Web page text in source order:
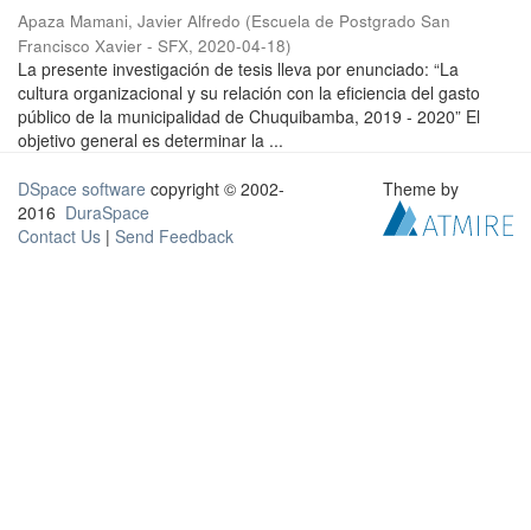
Apaza Mamani, Javier Alfredo (Escuela de Postgrado San
Francisco Xavier - SFX, 2020-04-18)
La presente investigación de tesis lleva por enunciado: “La
cultura organizacional y su relación con la eficiencia del gasto
público de la municipalidad de Chuquibamba, 2019 - 2020” El
objetivo general es determinar la ...
DSpace software copyright © 2002-
2016 DuraSpace
Contact Us | Send Feedback
Theme by